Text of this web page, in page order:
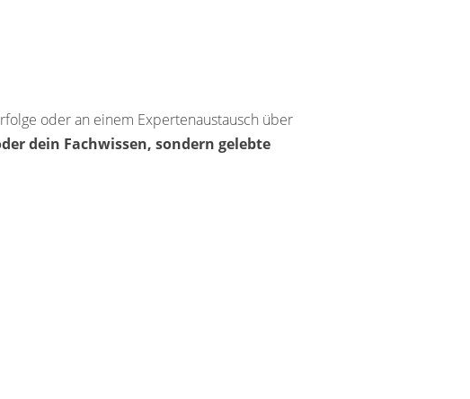
oder an einem Expertenaustausch über
dein Fachwissen, sondern gelebte